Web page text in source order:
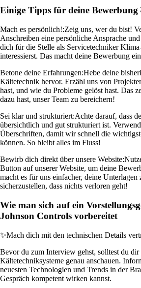
Einige Tipps für deine Bewerbung
Mach es persönlich!:Zeig uns, wer du bist!
Anschreiben eine persönliche Ansprache
dich für die Stelle als Servicetechniker
interessierst. Das macht deine Bewerbung
Betone deine Erfahrungen:Hebe deine
Kältetechnik hervor. Erzähl uns von
hast, und wie du Probleme gelöst hast. Das
dazu hast, unser Team zu bereichern!
Sei klar und strukturiert:Achte darauf, dass
übersichtlich und gut strukturiert ist.
Überschriften, damit wir schnell die
können. So bleibt alles im Fluss!
Bewirb dich direkt über unsere Website:
Button auf unserer Website, um deine
macht es für uns einfacher, deine Unterlagen
sicherzustellen, dass nichts verloren geht!
Wie man sich auf ein
Johnson Controls vorbereitet
✨Mach dich mit den technischen Details
Bevor du zum Interview gehst, solltest du
Kältetechniksysteme genau anschauen.
neuesten Technologien und Trends in der
Gespräch kompetent wirken kannst.